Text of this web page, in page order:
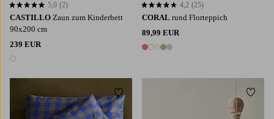
CASTILLO Zaun zum Kinderbett
90x200 cm
239 EUR
1 Farbe
5,0 basierend auf 2 Bewertungen
5,0 (2)
CORAL rund Florteppich
89,99 EUR
5 Farben
4,2 basierend auf 25 Bewertungen
4,2 (25)
Zu Favoriten hinzufügen Zu